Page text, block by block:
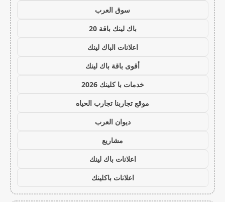
سوق العرب
باك لينك باقة 20
اعلانات الباك لينك
أقوى باقة باك لينك
خدمات با كلينك 2026
موقع تجاربنا تجارب الحياه
ديوان العرب
مشاريع
اعلانات باك لينك
اعلانات باكلينك